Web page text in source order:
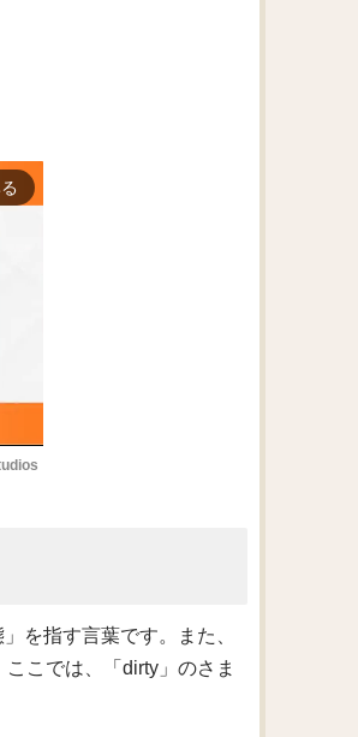
を指す言葉です。また、
こでは、「dirty」のさま